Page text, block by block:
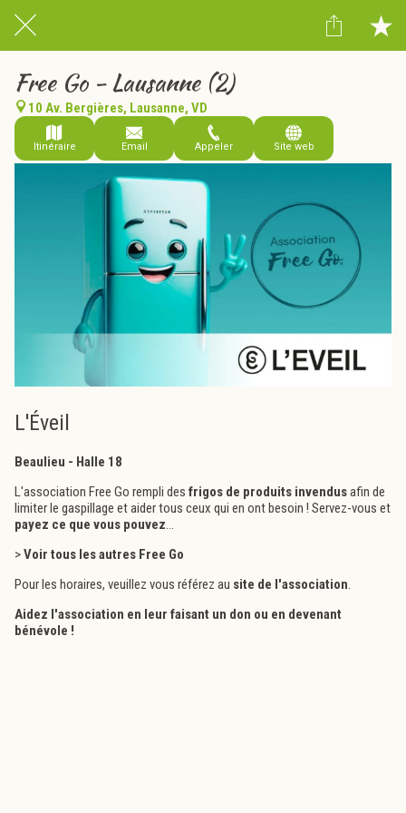
Free Go - Lausanne (2)
10 Av. Bergières, Lausanne, VD
Itinéraire Email Appeler Site web
L'Éveil
Beaulieu - Halle 18
L'association Free Go rempli des frigos de produits invendusafin de
limiter le gaspillage et aider tous ceux qui en ont besoin ! Servez-vous et
payez ce que vous pouvez...
>Voir tous les autres Free Go
Pour les horaires, veuillez vous référez au site de l'association.
Aidez l'association en leur faisant un don ou en devenant
bénévole !